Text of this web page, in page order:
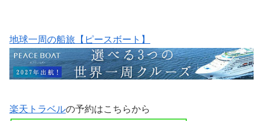
地球一周の船旅【ピースボート】
楽天トラベルの予約はこちらから